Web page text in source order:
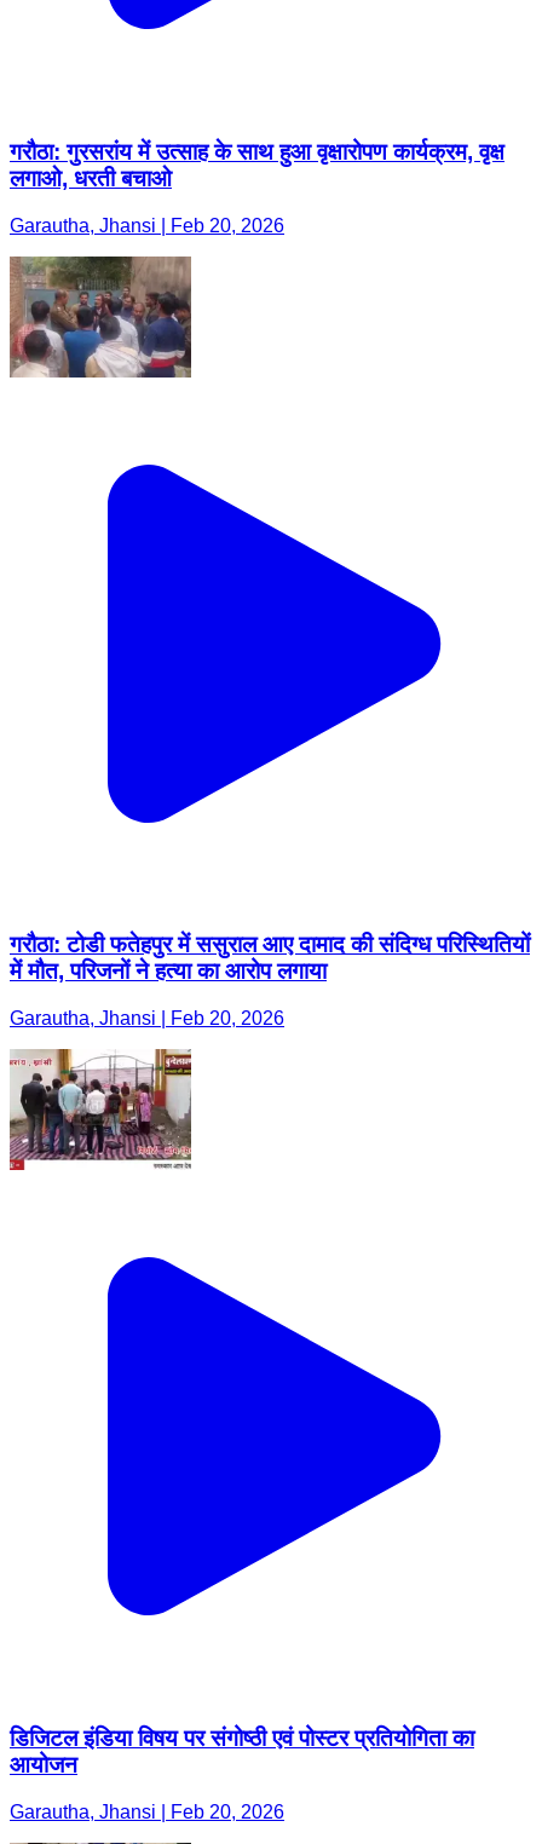
गरौठा: गुरसरांय में उत्साह के साथ हुआ वृक्षारोपण कार्यक्रम, वृक्ष
लगाओ, धरती बचाओ
Garautha, Jhansi | Feb 20, 2026
गरौठा: टोडी फतेहपुर में ससुराल आए दामाद की संदिग्ध परिस्थितियों
में मौत, परिजनों ने हत्या का आरोप लगाया
Garautha, Jhansi | Feb 20, 2026
डिजिटल इंडिया विषय पर संगोष्ठी एवं पोस्टर प्रतियोगिता का
आयोजन
Garautha, Jhansi | Feb 20, 2026